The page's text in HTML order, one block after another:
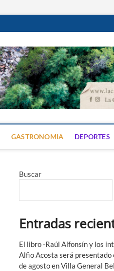
GASTRONOMIA DEPORTES
Buscar
Entradas
El libro -Raúl Alfonsín y los
Alfio Acosta será presentado
de agosto en Villa General